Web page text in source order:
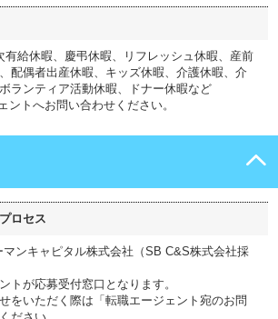
有給休暇、慶弔休暇、リフレッシュ休暇、産前
配偶者出産休暇、キッズ休暇、介護休暇、介
ランティア活動休暇、ドナー休暇など
トへお問い合わせください。
ロセス
ンキャピタル株式会社（SB C&S株式会社採
トが応募受付窓口となります。
をいただく際は「転職エージェント宛のお問